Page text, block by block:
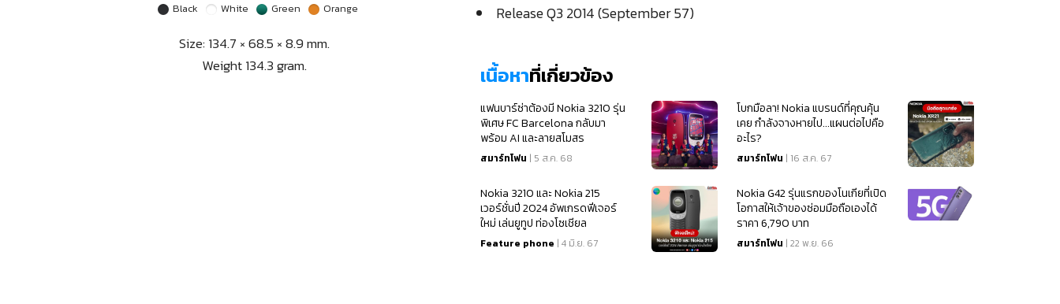
Black White Green Orange
Size: 134.7 × 68.5 × 8.9 mm.
Weight 134.3 gram.
Release Q3 2014 (September 57)
เนื้อหาที่เกี่ยวข้อง
แฟนบาร์ซ่าต้องมี Nokia 3210 รุ่น
พิเศษ FC Barcelona กลับมา
พร้อม AI และลายสโมสร
สมาร์ทโฟน | 5 ส.ค. 68
โบกมือลา! Nokia แบรนด์ที่คุณคุ้น
เคย กำลังจางหายไป...แผนต่อไปคือ
อะไร?
สมาร์ทโฟน | 16 ส.ค. 67
Nokia 3210 และ Nokia 215
เวอร์ชั่นปี 2024 อัพเกรดฟีเจอร์
ใหม่ เล่นยูทูป ท่องโซเชียล
Feature phone | 4 มิ.ย. 67
Nokia G42 รุ่นแรกของโนเกียที่เปิด
โอกาสให้เจ้าของซ่อมมือถือเองได้
ราคา 6,790 บาท
สมาร์ทโฟน | 22 พ.ย. 66